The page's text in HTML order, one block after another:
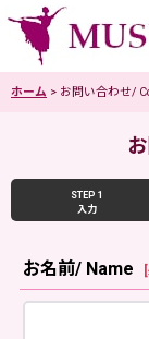
ホーム > お問い合わせ/
STEP 1
入力
お名前/ Name [